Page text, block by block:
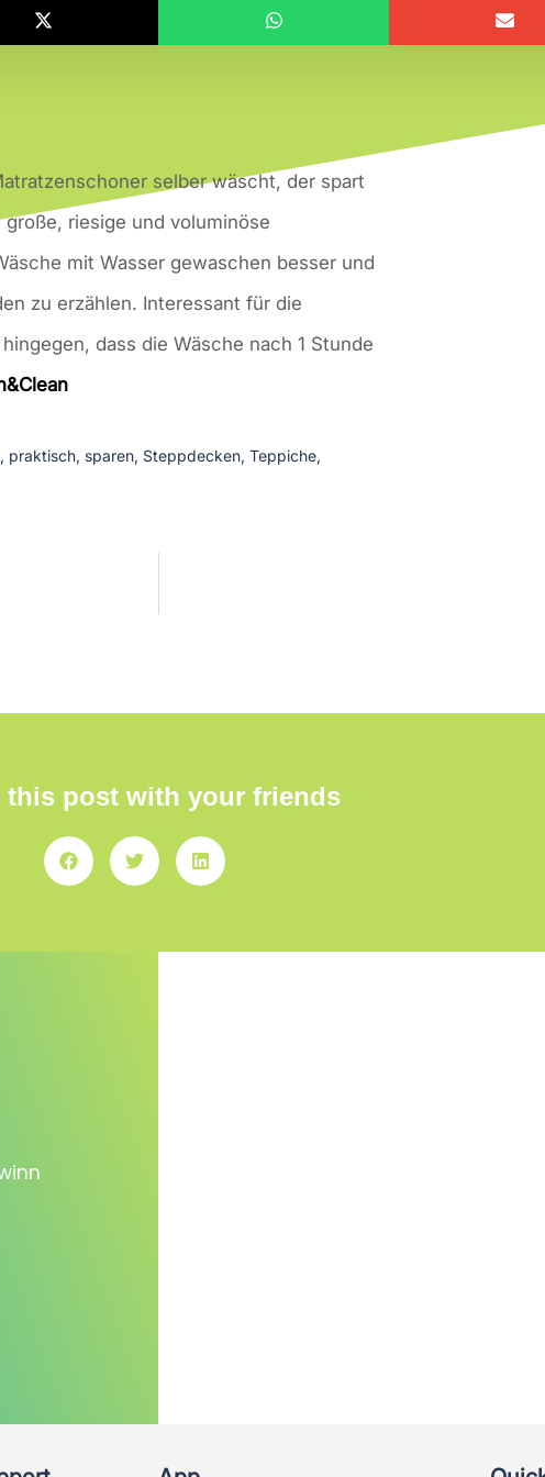
selber wäscht, der spart
große, riesige und voluminöse
mit Wasser gewaschen besser und
zu erzählen. Interessant für die
dass die Wäsche nach 1 Stunde
, praktisch, sparen, Steppdecken, Teppiche,
this post with your friends